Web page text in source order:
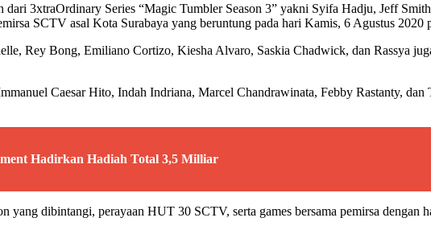
dari 3xtraOrdinary Series “Magic Tumbler Season 3” yakni Syifa Hadju, Jeff
SCTV asal Kota Surabaya yang beruntung pada hari Kamis, 6 Agustus
Rey Bong, Emiliano Cortizo, Kiesha Alvaro, Saskia Chadwick, dan Rassya
Caesar Hito, Indah Indriana, Marcel Chandrawinata, Febby Rastanty,
Hadirkan Hadiah Total 3,5 Milliar
yang dibintangi, perayaan HUT 30 SCTV, serta games bersama pemirsa dengan